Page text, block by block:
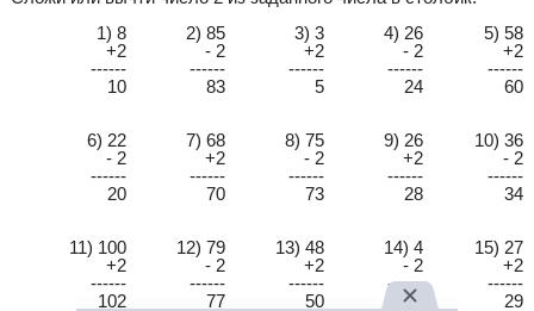
1) 8
2) 85 3) 3 4) 26
5) 58
+2
- 2 +2 - 2
+2
------
------ ------ ------
------
10
83 5 24 60
6) 22 7) 68 8) 75 9) 26
10) 36
- 2
+2 - 2 +2
- 2
------
------ ------ ------
------
20
70 73 28 34
11) 100 12) 79 13) 48 14) 4
15) 27
+2
- 2 +2 - 2
+2
------
------ ------ ------
------
102
77 50 2 29